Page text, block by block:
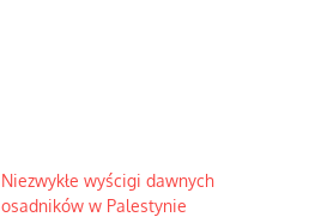
Niezwykłe wyścigi dawnych
osadników w Palestynie